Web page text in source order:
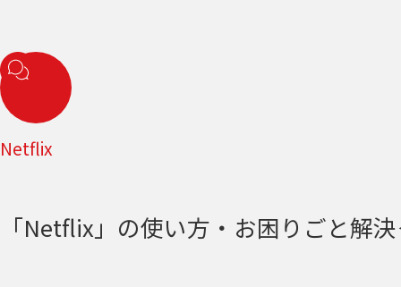
Netflix
「Netflix」の使い方・お困りごと解